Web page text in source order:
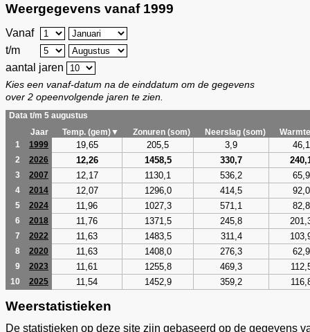
Weergegevens vanaf 1999
Vanaf
t/m
aantal jaren
Kies een vanaf-datum na de einddatum om de gegevens
over 2 opeenvolgende jaren te zien.
Data t/m 5 augustus
Jaar
Temp. (gem)▼ Zonuren (som) Neerslag (som)
1
1999 19,65 205,5 3,9 46,1
2 2026 12,26 1458,5 330,7
3 2007 12,17 1130,1 536,2 65,9
4 2014 12,07 1296,0 414,5 92,0
5 2024 11,96 1027,3 571,1 82,8
6 2018 11,76 1371,5 245,8
7 2022 11,63 1483,5 311,4
8 2020 11,63 1408,0 276,3 62,9
9 2023 11,61 1255,8 469,3
10 2025 11,54 1452,9 359,2
Weerstatistieken
De statistieken op deze site zijn gebaseerd op de gegevens